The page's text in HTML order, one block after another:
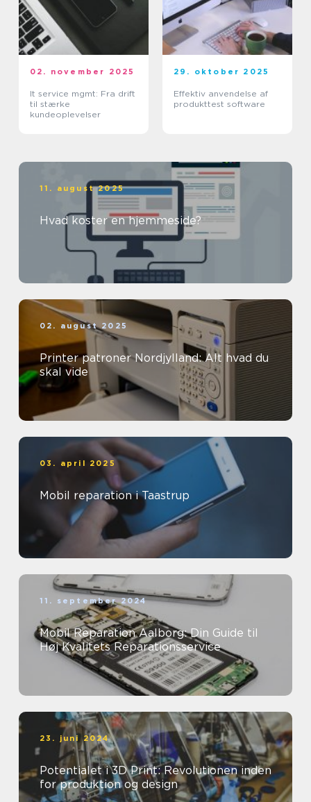
02. november 2025
It service mgmt: Fra drift
til stærke
kundeoplevelser
29. oktober 2025
Effektiv anvendelse af
produkttest software
11. august 2025
Hvad koster en hjemmeside?
02. august 2025
Printer patroner Nordjylland: Alt hvad du
skal vide
03. april 2025
Mobil reparation i Taastrup
11. september 2024
Mobil Reparation Aalborg: Din Guide til
Høj Kvalitets Reparationsservice
23. juni 2024
Potentialet i 3D Print: Revolutionen inden
for produktion og design